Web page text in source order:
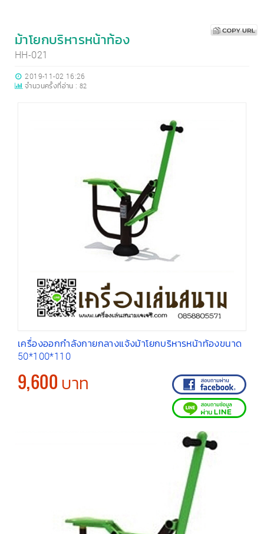
ม้าโยกบริหารหน้าท้อง
HH-021
2019-11-02 16:26
จำนวนครั้งที่อ่าน : 82
เครื่องออกกำลังกายกลางแจ้งม้าโยกบริหารหน้าท้องขนาด
50*100*110
9,600 บาท